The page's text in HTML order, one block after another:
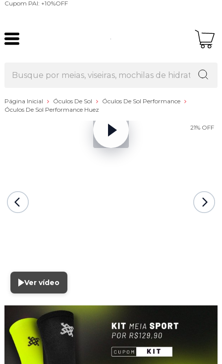
Cupom PAI: +10%OFF
Página Inicial Óculos De Sol
Óculos De Sol Performance
Óculos De Sol Performance Huez
21% OFF
Ver vídeo